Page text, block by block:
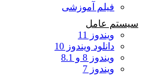
فیلم آموزشی
سیستم عامل
ویندوز 11
دانلود ویندوز 10
ویندوز 8 و 8.1
ویندوز 7